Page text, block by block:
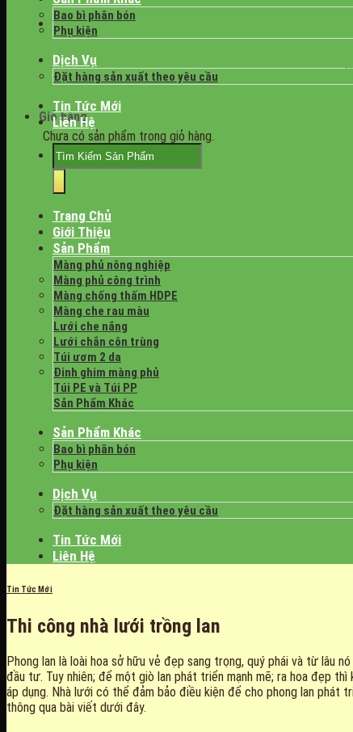
Giỏ hàng
Chưa có sản phẩm trong giỏ hàng.
Bao bì phân bón
Phụ kiện
Dịch Vụ
Đặt hàng sản xuất theo yêu cầu
Tin Tức Mới
Liên Hệ
Tìm
kiếm:
Trang Chủ
Giới Thiệu
Sản Phẩm
Màng phủ nông nghiệp
Màng phủ công trình
Màng chống thấm HDPE
Màng che rau màu
Lưới che nắng
Lưới chắn côn trùng
Túi ươm 2 da
Đinh ghim màng phủ
Túi PE và Túi PP
Sản Phẩm Khác
Sản Phẩm Khác
Bao bì phân bón
Phụ kiện
Dịch Vụ
Đặt hàng sản xuất theo yêu cầu
Tin Tức Mới
Liên Hệ
Tin Tức Mới
Thi công nhà lưới trồng lan
Phong lan là loài hoa sở hữu vẻ đẹp sang trọng, quý phái và từ lâu
đầu tư. Tuy nhiên; để một giò lan phát triển mạnh mẽ; ra hoa đẹp
áp dụng. Nhà lưới có thể đảm bảo điều kiện để cho phong lan phát
thông qua bài viết dưới đây.